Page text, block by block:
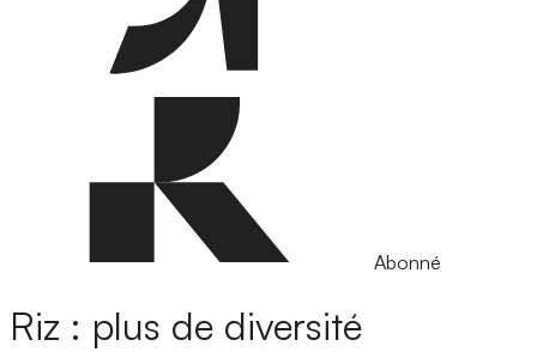
Abonné
Riz : plus de diversité